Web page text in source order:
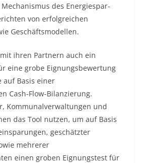
des Energiespar-
von erfolgreichen
Geschäftsmodellen.
ihren Partnern auch ein
eine grobe Eignungsbewertung
auf Basis einer
Cash-Flow-Bilanzierung.
Kommunalverwaltungen und
das Tool nutzen, um auf Basis
geschätzter
mehrerer
einen groben Eignungstest für